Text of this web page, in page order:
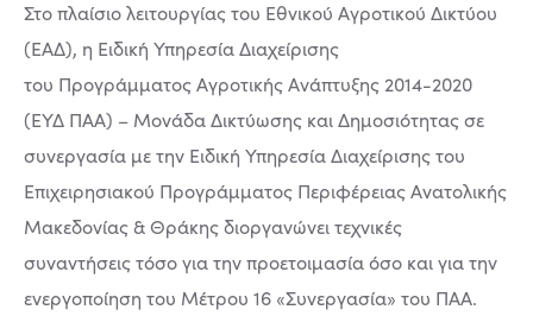
Στο πλαίσιο λειτουργίας του Εθνικού Αγροτικού Δικτύου
(ΕΑΔ), η Ειδική Υπηρεσία Διαχείρισης
του Προγράμματος Αγροτικής Ανάπτυξης 2014-2020
(ΕΥΔ ΠΑΑ) – Μονάδα Δικτύωσης και Δημοσιότητας σε
συνεργασία με την Ειδική Υπηρεσία Διαχείρισης του
Επιχειρησιακού Προγράμματος Περιφέρειας Ανατολικής
Μακεδονίας & Θράκης διοργανώνει τεχνικές
συναντήσεις τόσο για την προετοιμασία όσο και για την
ενεργοποίηση του Μέτρου 16 «Συνεργασία» του ΠΑΑ.